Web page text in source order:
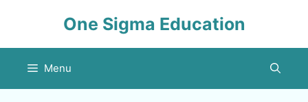
One Sigma Education
Menu